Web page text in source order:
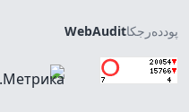
پوددەرجكاWebAudit